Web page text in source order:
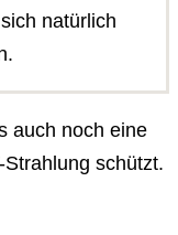
natürlich
auch noch eine
schützt.